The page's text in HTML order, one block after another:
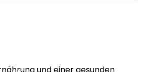
und einer gesunden